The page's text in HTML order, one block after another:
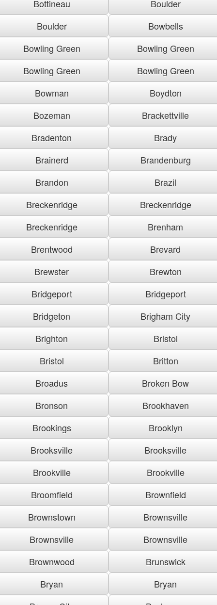
Bottineau
Boulder
Boulder
Bowbells
Bowling Green
Bowling Green
Bowling Green
Bowling Green
Bowman
Boydton
Bozeman
Brackettville
Bradenton
Brady
Brainerd
Brandenburg
Brandon
Brazil
Breckenridge
Breckenridge
Breckenridge
Brenham
Brentwood
Brevard
Brewster
Brewton
Bridgeport
Bridgeport
Bridgeton
Brigham City
Brighton
Bristol
Bristol
Britton
Broadus
Broken Bow
Bronson
Brookhaven
Brookings
Brooklyn
Brooksville
Brooksville
Brookville
Brookville
Broomfield
Brownfield
Brownstown
Brownsville
Brownsville
Brownsville
Brownwood
Brunswick
Bryan
Bryan